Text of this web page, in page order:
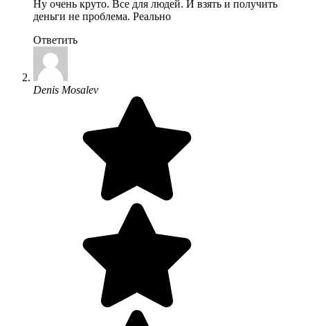
Ну очень круто. Все для людей. И взять и получить
деньги не проблема. Реально
Ответить
Denis Mosalev